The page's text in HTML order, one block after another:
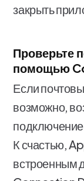
закрыть
Проверьте
помощью
Если
возможно,
К счастью,
встроенным